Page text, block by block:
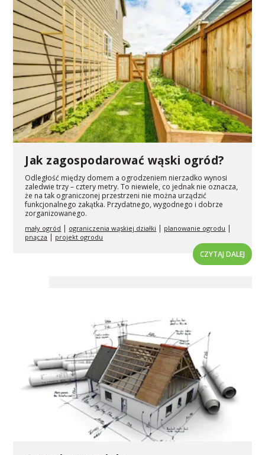
Jak zagospodarować wąski ogród?
Odległość między domem a ogrodzeniem nierzadko wynosi
zaledwie trzy – cztery metry. To niewiele, co jednak nie oznacza,
że na tak ograniczonej przestrzeni nie można urządzić
funkcjonalnego zakątka. Przydatnego, wygodnego i dobrze
zorganizowanego.
mały ogród | ograniczenia wąskiej działki | planowanie ogrodu |
pnącza | projekt ogrodu
CZYTAJ DALEJ